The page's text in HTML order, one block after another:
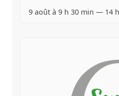
9 août à 9 h 30 min — 14